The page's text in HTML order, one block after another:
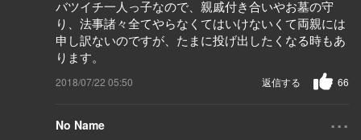
バツイチ一人っ子なので、親戚付き合いやお墓の守
り、法事諸々全てやらなくてはいけないくて両親には
申し訳ないのですが、たまに投げ出したくなる時もあ
ります。
2018/07/22 05:50 66
返信する
No Name ...